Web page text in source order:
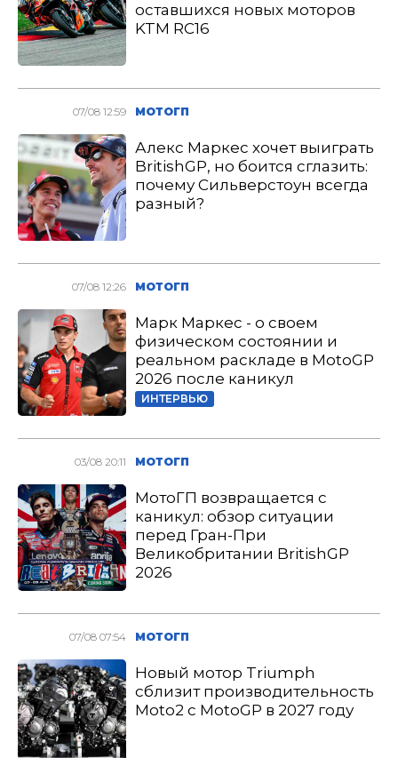
оставшихся новых моторов
KTM RC16
07/08 12:59 МОТОГП
Алекс Маркес хочет выиграть
BritishGP, но боится сглазить:
почему Сильверстоун всегда
разный?
07/08 12:26 МОТОГП
Марк Маркес - о своем
физическом состоянии и
реальном раскладе в MotoGP
2026 после каникул
ИНТЕРВЬЮ
03/08 20:11 МОТОГП
МотоГП возвращается с
каникул: обзор ситуации
перед Гран-При
Великобритании BritishGP
2026
07/08 07:54 МОТОГП
Новый мотор Triumph
сблизит производительность
Moto2 с MotoGP в 2027 году